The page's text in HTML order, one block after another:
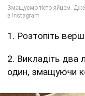
1. Розтопіть
2. Викладіть два
один, змащуючи